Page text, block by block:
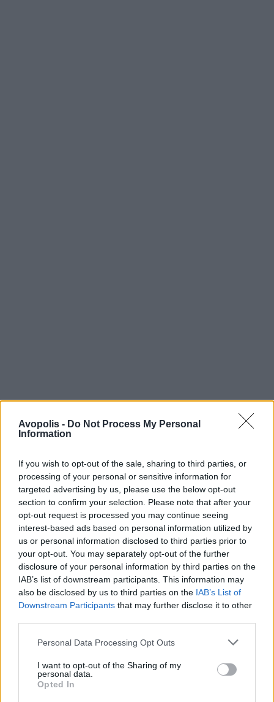
Avopolis - Do Not Process My Personal
Information
If you wish to opt-out of the sale, sharing to third parties, or
processing of your personal or sensitive information for
targeted advertising by us, please use the below opt-out
section to confirm your selection. Please note that after your
opt-out request is processed you may continue seeing
interest-based ads based on personal information utilized by
us or personal information disclosed to third parties prior to
your opt-out. You may separately opt-out of the further
disclosure of your personal information by third parties on the
IAB’s list of downstream participants. This information may
also be disclosed by us to third parties on the IAB’s List of
Downstream Participants that may further disclose it to other
Personal Data Processing Opt Outs
I want to opt-out of the Sharing of my
personal data.
Opted In